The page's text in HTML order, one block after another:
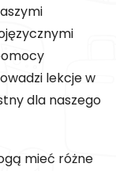
lekcje w
dla naszego
mieć różne